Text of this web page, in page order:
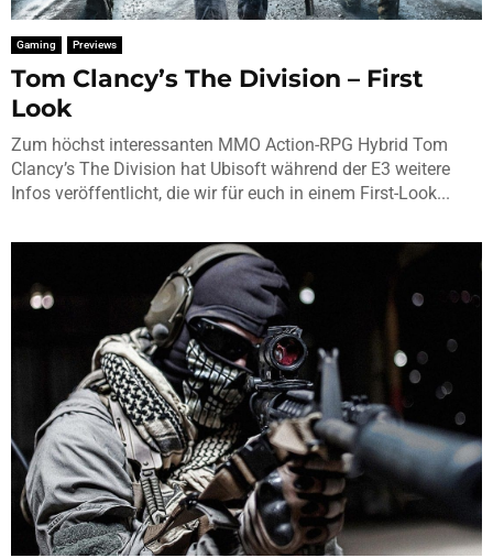
Gaming Previews
Tom Clancy’s The Division – First
Look
Zum höchst interessanten MMO Action-RPG Hybrid Tom
Clancy’s The Division hat Ubisoft während der E3 weitere
Infos veröffentlicht, die wir für euch in einem First-Look...